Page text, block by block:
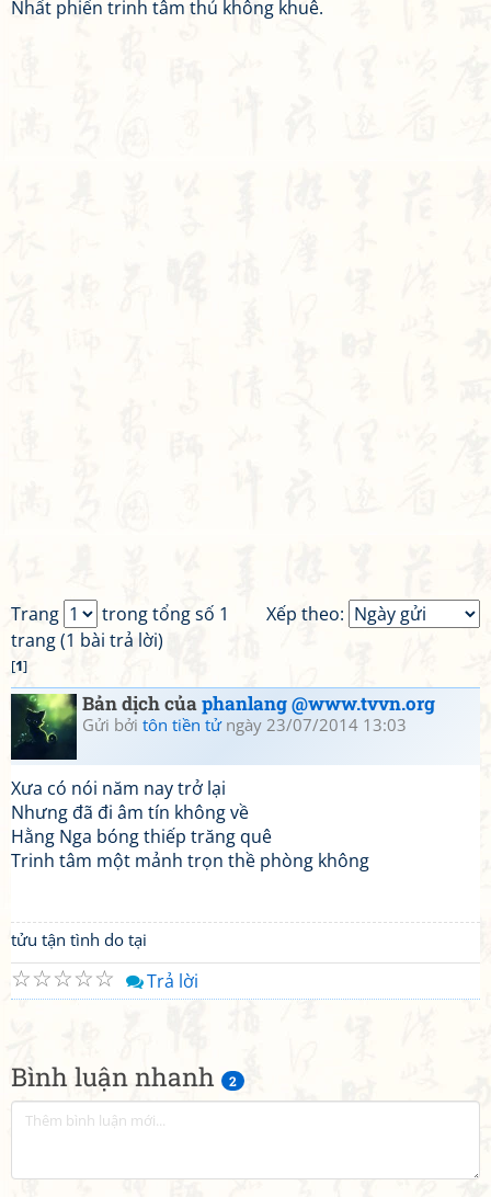
Bình luận nhanh 2
Nhất phiến trinh tâm thủ không khuê.
Xếp theo:
Trang
trong tổng số 1
trang (1 bài trả lời)
[1]
Bản dịch củaphanlang @www.tvvn.org
Gửi bởi tôn tiền tửngày 23/07/2014 13:03
Xưa có nói năm nay trở lại
Nhưng đã đi âm tín không về
Hằng Nga bóng thiếp trăng quê
Trinh tâm một mảnh trọn thề phòng không
tửu tận tình do tại
☆
☆
☆
☆
☆ Trả lời